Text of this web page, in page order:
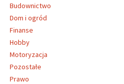
Budownictwo
Dom i ogród
Finanse
Hobby
Motoryzacja
Pozostałe
Prawo